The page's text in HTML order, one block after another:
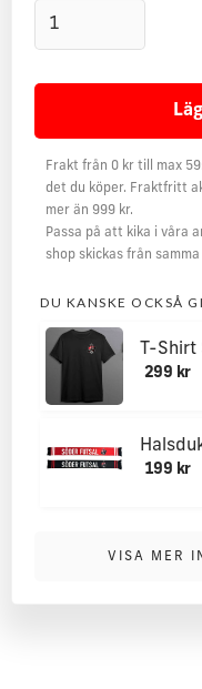
Frakt från 0 kr till max
det du köper. Fraktfritt
mer än 999 kr.
Passa på att kika i våra
shop skickas från samma
DU KANSKE OCKSÅ
T-
299 kr
199 kr
MER INFORMATION
Waffle knit hood. High
VISA MER